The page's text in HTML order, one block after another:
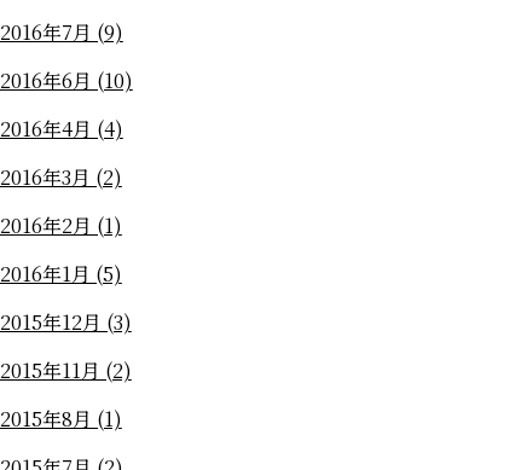
2016年7月 (9)
2016年6月 (10)
2016年4月 (4)
2016年3月 (2)
2016年2月 (1)
2016年1月 (5)
2015年12月 (3)
2015年11月 (2)
2015年8月 (1)